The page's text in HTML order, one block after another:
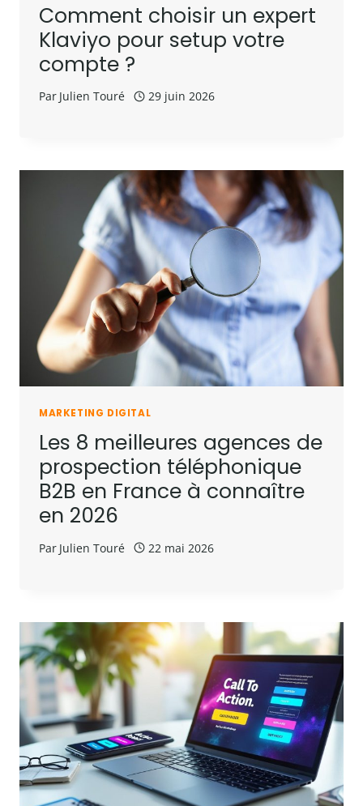
Comment choisir un expert
Klaviyo pour setup votre
compte ?
Par Julien Touré 29 juin 2026
MARKETING DIGITAL
Les 8 meilleures agences de
prospection téléphonique
B2B en France à connaître
en 2026
Par Julien Touré 22 mai 2026